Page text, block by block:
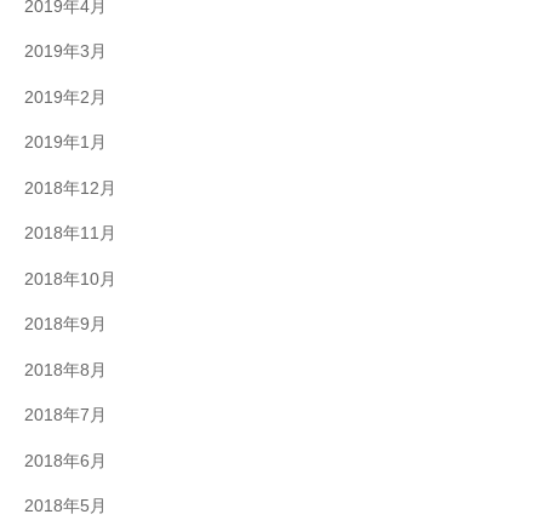
2019年4月
2019年3月
2019年2月
2019年1月
2018年12月
2018年11月
2018年10月
2018年9月
2018年8月
2018年7月
2018年6月
2018年5月